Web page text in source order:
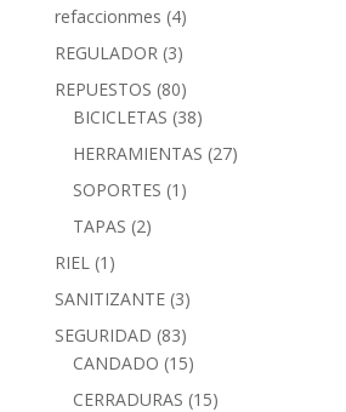
refaccionmes (4)
REGULADOR (3)
REPUESTOS (80)
BICICLETAS (38)
HERRAMIENTAS (27)
SOPORTES (1)
TAPAS (2)
RIEL (1)
SANITIZANTE (3)
SEGURIDAD (83)
CANDADO (15)
CERRADURAS (15)